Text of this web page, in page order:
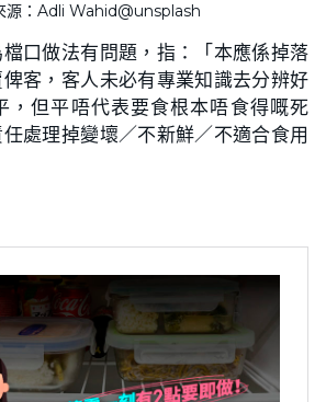
源：Adli Wahid@unsplash
口做法有問題，指：「本應係掉落
客，客人未必有專業知識去分辨好
，但平唔代表要食根本唔食得嘅死
處理掉變壞／不新鮮／不適合食用